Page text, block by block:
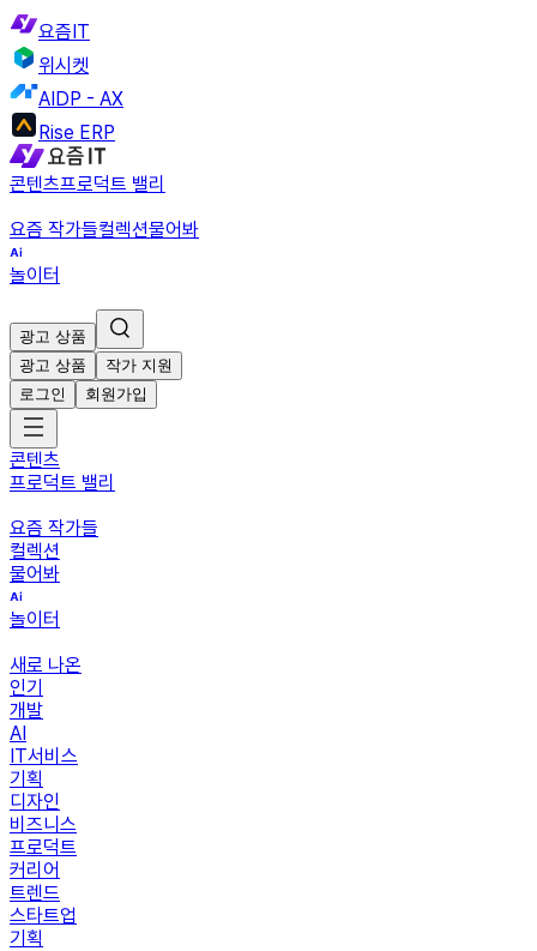
요즘IT
위시켓
AIDP - AX
Rise ERP
콘텐츠프로덕트 밸리
요즘 작가들컬렉션물어봐
놀이터
광고 상품
광고 상품
작가 지원
로그인
회원가입
콘텐츠
프로덕트 밸리
요즘 작가들
컬렉션
물어봐
놀이터
새로 나온
인기
개발
AI
IT서비스
기획
디자인
비즈니스
프로덕트
커리어
트렌드
스타트업
기획